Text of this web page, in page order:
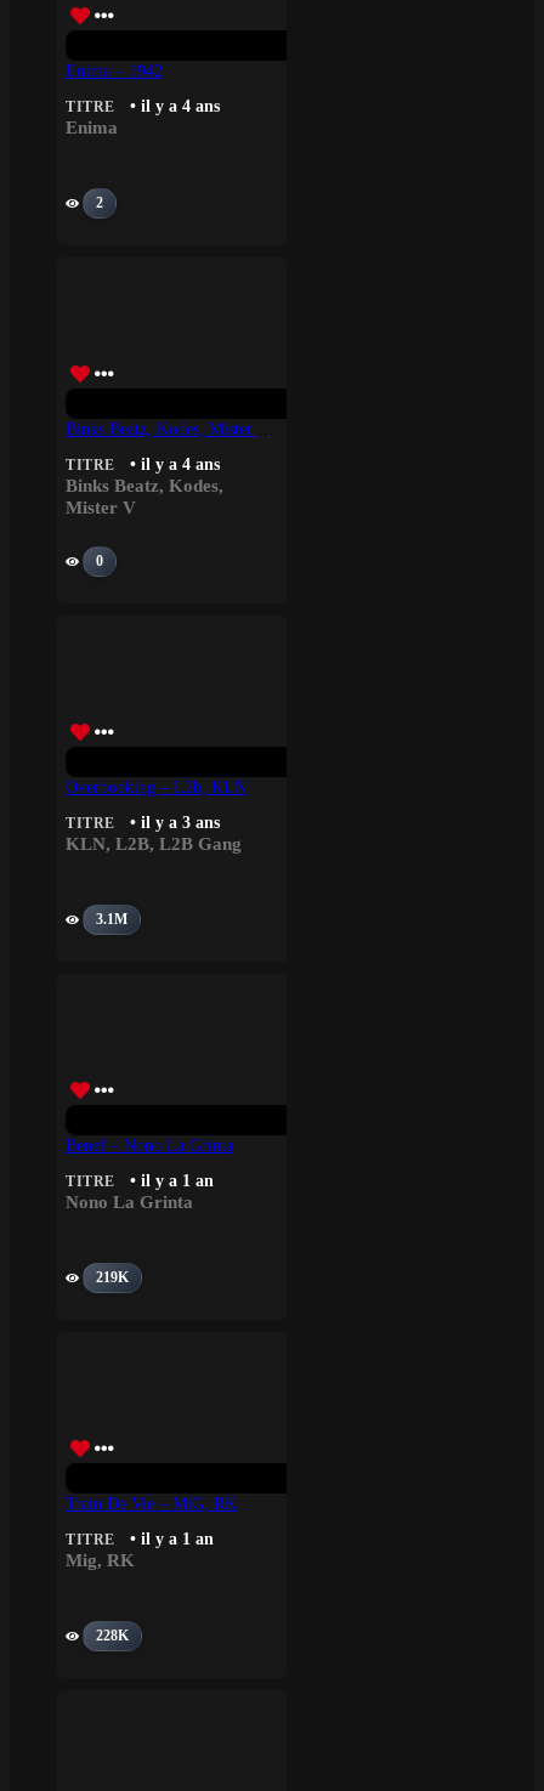
Enima – 1942
TITRE • il y a 4 ans
Enima
2
TITRE • il y a 4 ans
Binks Beatz, Kodes,
Mister V
0
Overbooking – L2b, KLN
TITRE • il y a 3 ans
KLN, L2B, L2B Gang
3.1M
Benef – Nono La Grinta
TITRE • il y a 1 an
Nono La Grinta
219K
Train De Vie – MiG, RK
TITRE • il y a 1 an
Mig, RK
228K